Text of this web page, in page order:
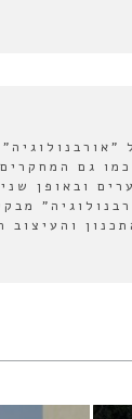
כמו גם
ובאופן